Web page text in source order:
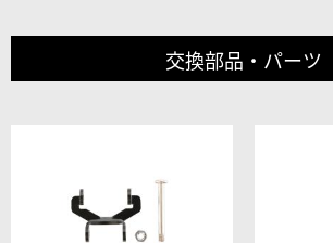
交換部品・パーツ